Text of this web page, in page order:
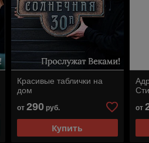
Красивые таблички на
дом
от 290руб.
Купить
от